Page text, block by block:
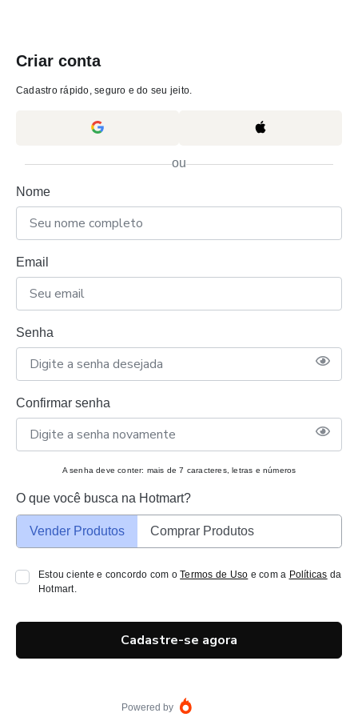
Criar conta
Cadastro rápido, seguro e do seu jeito.
ou
Nome
Email
Senha
Confirmar senha
A senha deve conter: mais de 7 caracteres, letras e números
O que você busca na Hotmart?
Vender Produtos Comprar Produtos
Estou ciente e concordo com oTermos de Uso e com a Políticas da
Hotmart.
Cadastre-se agora
Powered by